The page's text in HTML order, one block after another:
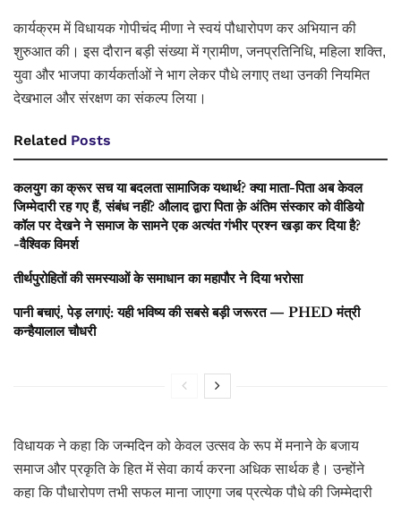
कार्यक्रम में विधायक गोपीचंद मीणा ने स्वयं पौधारोपण कर अभियान की
शुरुआत की। इस दौरान बड़ी संख्या में ग्रामीण, जनप्रतिनिधि, महिला शक्ति,
युवा और भाजपा कार्यकर्ताओं ने भाग लेकर पौधे लगाए तथा उनकी नियमित
देखभाल और संरक्षण का संकल्प लिया।
Related Posts
कलयुग का क्रूर सच या बदलता सामाजिक यथार्थ? क्या माता-पिता अब केवल
जिम्मेदारी रह गए हैं, संबंध नहीं? औलाद द्वारा पिता क़े अंतिम संस्कार को वीडियो
कॉल पर देखने ने समाज के सामने एक अत्यंत गंभीर प्रश्न खड़ा कर दिया है?
-वैश्विक विमर्श
तीर्थपुरोहितों की समस्याओं के समाधान का महापौर ने दिया भरोसा
पानी बचाएं, पेड़ लगाएं: यही भविष्य की सबसे बड़ी जरूरत — PHED मंत्री
कन्हैयालाल चौधरी
विधायक ने कहा कि जन्मदिन को केवल उत्सव के रूप में मनाने के बजाय
समाज और प्रकृति के हित में सेवा कार्य करना अधिक सार्थक है। उन्होंने
कहा कि पौधारोपण तभी सफल माना जाएगा जब प्रत्येक पौधे की जिम्मेदारी